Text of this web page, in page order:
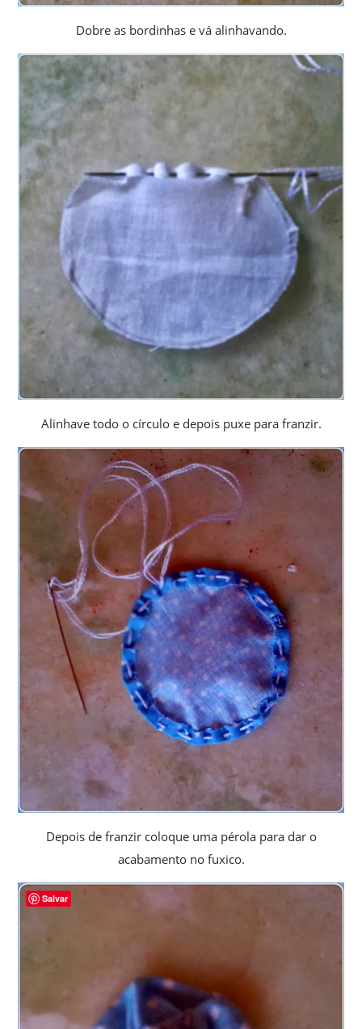
Dobre as bordinhas e vá alinhavando.
Alinhave todo o círculo e depois puxe para franzir.
Depois de franzir coloque uma pérola para dar o
acabamento no fuxico.
Salvar